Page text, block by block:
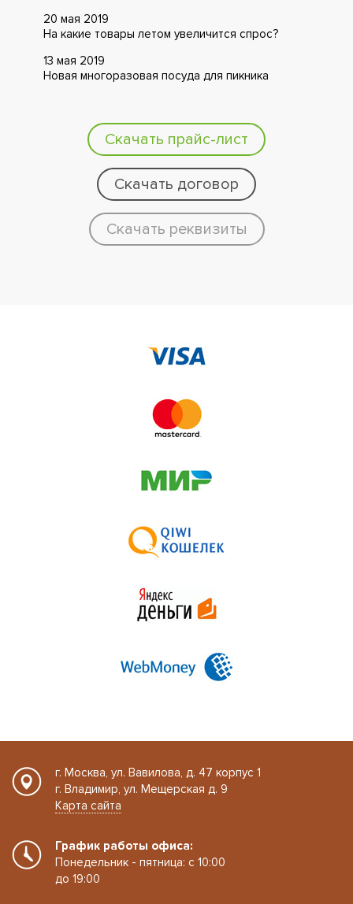
20 мая 2019
На какие товары летом увеличится спрос?
13 мая 2019
Новая многоразовая посуда для пикника
Скачать прайс-лист
Скачать договор
Скачать реквизиты
г. Москва, ул. Вавилова, д. 47 корпус 1
г. Владимир, ул. Мещерская д. 9
Карта сайта
График работы офиса:
Понедельник - пятница: с 10:00
до 19:00